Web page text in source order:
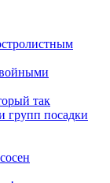
так
групп посадки